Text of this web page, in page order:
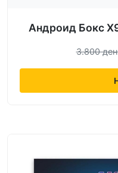
Андроид Бокс
3.800